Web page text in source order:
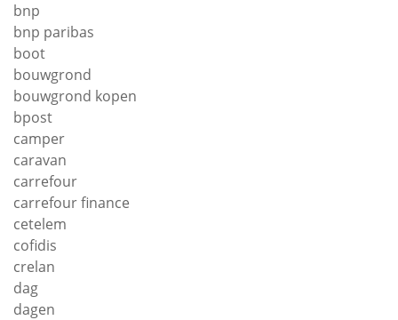
bnp
bnp paribas
boot
bouwgrond
bouwgrond kopen
bpost
camper
caravan
carrefour
carrefour finance
cetelem
cofidis
crelan
dag
dagen